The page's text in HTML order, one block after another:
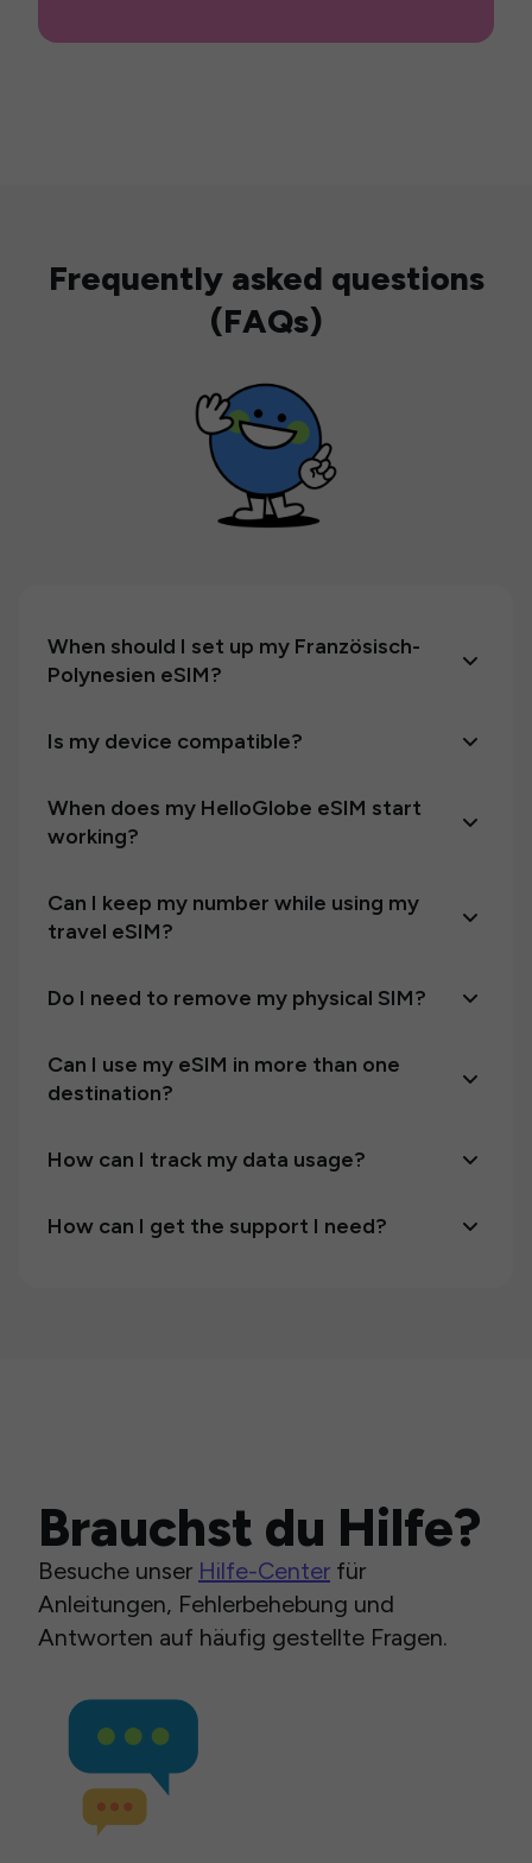
Frequently asked questions
(FAQs)
When should I set up my Französisch-
Polynesien eSIM?
Is my device compatible?
When does my HelloGlobe eSIM start
working?
Can I keep my number while using my
travel eSIM?
Do I need to remove my physical SIM?
Can I use my eSIM in more than one
destination?
How can I track my data usage?
How can I get the support I need?
Brauchst du Hilfe?
Besuche unser Hilfe-Center für
Anleitungen, Fehlerbehebung und
Antworten auf häufig gestellte Fragen.